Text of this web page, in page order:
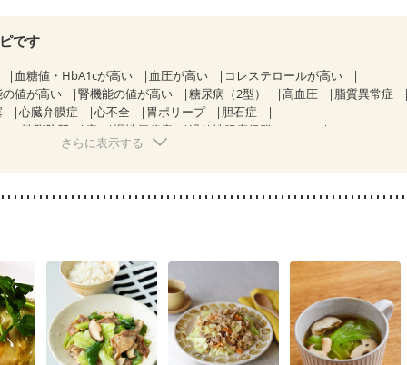
です
血糖値・HbA1cが高い 血圧が高い
コレステロールが高い
の値が高い 腎機能の値が高い 糖尿病（2型） 高血圧
脂質異常症
心臓弁膜症 心不全 胃ポリープ
胆石症
ル性脂肪肝 痔 慢性便秘症
過敏性腸症候群（IBS）
糖尿病性腎症（第２期）
ど
妊娠中(初期)
妊婦健診・体重増加が気になる（初期）
さらに表示する